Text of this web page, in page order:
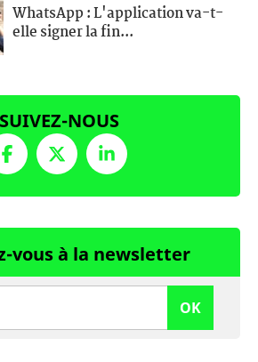
WhatsApp : L'application va-t-
elle signer la fin...
SUIVEZ-NOUS
vous à la newsletter
OK